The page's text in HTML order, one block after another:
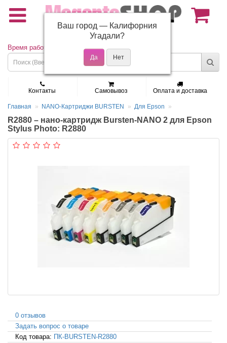
(495) 150-01-37
Время работы: Пн - Пт 9:30 - 19:00
Контакты Самовывоз Оплата и доставка
Главная NANO-Картриджи BURSTEN Для Epson
R2880 – нано-картридж Bursten-NANO 2 для Epson
Stylus Photo: R2880
0 отзывов
Задать вопрос о товаре
Код товара: ПК-BURSTEN-R2880
Ваш город — Калифорния
Угадали?